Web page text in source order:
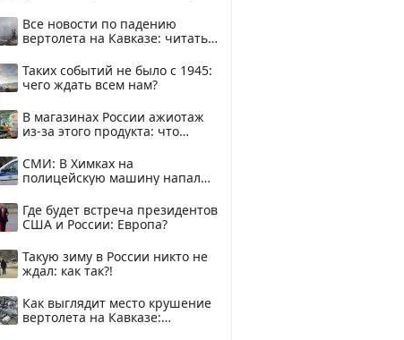
Все новости по падению
вертолета на Кавказе: читать
Таких событий не было с 1945:
чего ждать всем нам?
В магазинах России ажиотаж
из-за этого продукта: что
СМИ: В Химках на
полицейскую машину напали
Где будет встреча президентов
США и России: Европа?
Такую зиму в России никто не
ждал: как так?!
Как выглядит место крушение
вертолета на Кавказе: